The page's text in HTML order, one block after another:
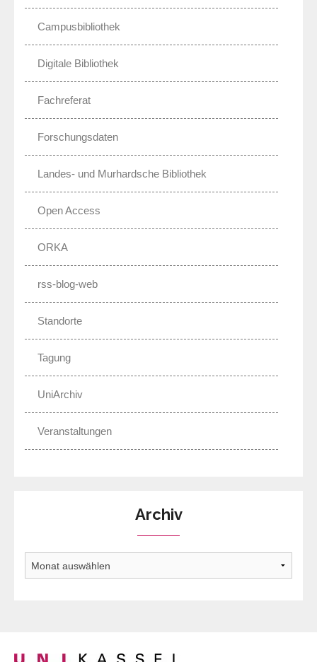
Campusbibliothek
Digitale Bibliothek
Fachreferat
Forschungsdaten
Landes- und Murhardsche Bibliothek
Open Access
ORKA
rss-blog-web
Standorte
Tagung
UniArchiv
Veranstaltungen
Archiv